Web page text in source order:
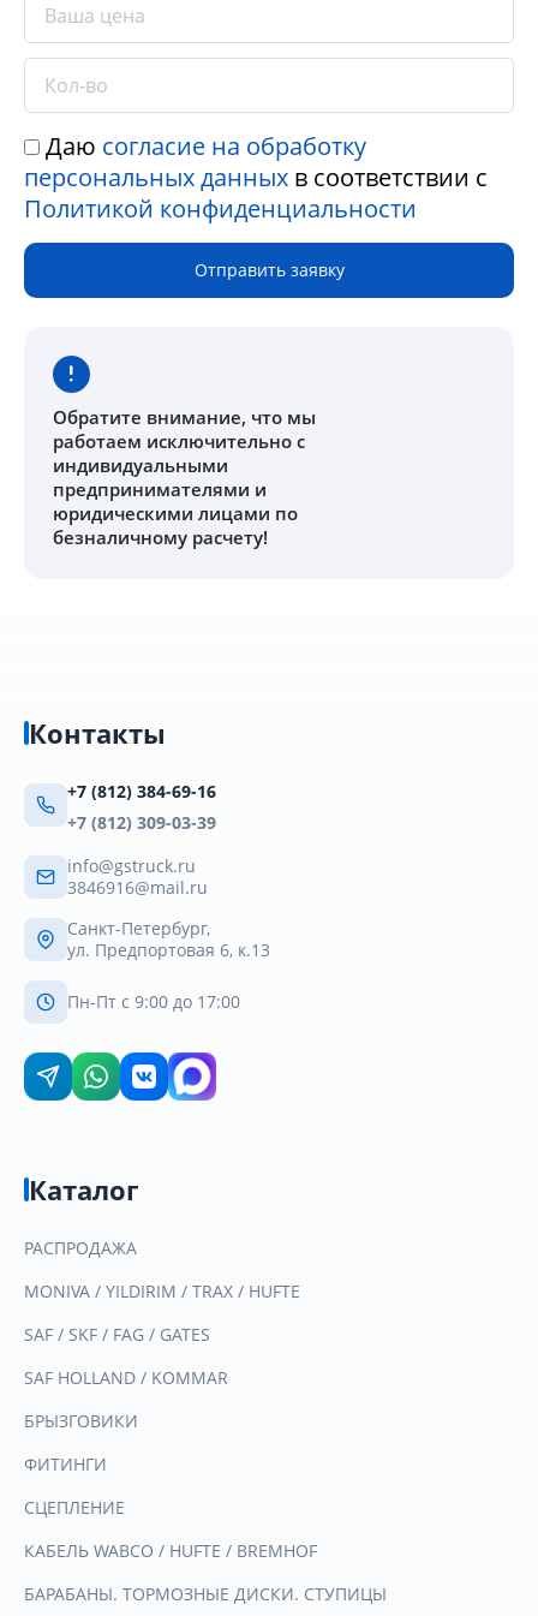
Даю согласие на обработку
персональных данных в соответствии с
Политикой конфиденциальности
Отправить заявку
Обратите внимание, что мы
работаем исключительно с
индивидуальными
предпринимателями и
юридическими лицами по
безналичному расчету!
Контакты
+7 (812) 384-69-16
+7 (812) 309-03-39
info@gstruck.ru
3846916@mail.ru
Санкт-Петербург,
ул. Предпортовая 6, к.13
Пн-Пт с 9:00 до 17:00
Каталог
РАСПРОДАЖА
MONIVA / YILDIRIM / TRAX / HUFTE
SAF / SKF / FAG / GATES
SAF HOLLAND / KOMMAR
БРЫЗГОВИКИ
ФИТИНГИ
СЦЕПЛЕНИЕ
КАБЕЛЬ WABCO / HUFTE / BREMHOF
БАРАБАНЫ. ТОРМОЗНЫЕ ДИСКИ. СТУПИЦЫ